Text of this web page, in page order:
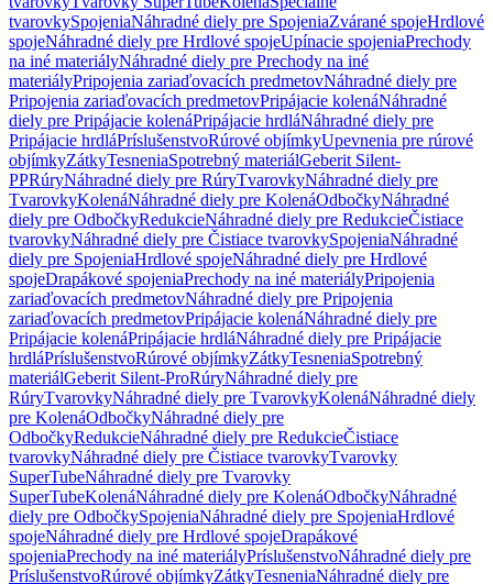
tvarovkySpojeniaNáhradné diely pre SpojeniaZvárané spojeHrdlové
spojeNáhradné diely pre Hrdlové spojeUpínacie spojeniaPrechody
na iné materiályNáhradné diely pre Prechody na iné
materiályPripojenia zariaďovacích predmetovNáhradné diely pre
Pripojenia zariaďovacích predmetovPripájacie kolenáNáhradné
diely pre Pripájacie kolenáPripájacie hrdláNáhradné diely pre
Pripájacie hrdláPríslušenstvoRúrové objímkyUpevnenia pre rúrové
objímkyZátkyTesneniaSpotrebný materiálGeberit Silent-
PPRúryNáhradné diely pre RúryTvarovkyNáhradné diely pre
TvarovkyKolenáNáhradné diely pre KolenáOdbočkyNáhradné
diely pre OdbočkyRedukcieNáhradné diely pre RedukcieČistiace
tvarovkyNáhradné diely pre Čistiace tvarovkySpojeniaNáhradné
diely pre SpojeniaHrdlové spojeNáhradné diely pre Hrdlové
spojeDrapákové spojeniaPrechody na iné materiályPripojenia
zariaďovacích predmetovNáhradné diely pre Pripojenia
zariaďovacích predmetovPripájacie kolenáNáhradné diely pre
Pripájacie kolenáPripájacie hrdláNáhradné diely pre Pripájacie
hrdláPríslušenstvoRúrové objímkyZátkyTesneniaSpotrebný
materiálGeberit Silent-ProRúryNáhradné diely pre
RúryTvarovkyNáhradné diely pre TvarovkyKolenáNáhradné diely
pre KolenáOdbočkyNáhradné diely pre
OdbočkyRedukcieNáhradné diely pre RedukcieČistiace
tvarovkyNáhradné diely pre Čistiace tvarovkyTvarovky
SuperTubeNáhradné diely pre Tvarovky
SuperTubeKolenáNáhradné diely pre KolenáOdbočkyNáhradné
diely pre OdbočkySpojeniaNáhradné diely pre SpojeniaHrdlové
spojeNáhradné diely pre Hrdlové spojeDrapákové
spojeniaPrechody na iné materiályPríslušenstvoNáhradné diely pre
PríslušenstvoRúrové objímkyZátkyTesneniaNáhradné diely pre